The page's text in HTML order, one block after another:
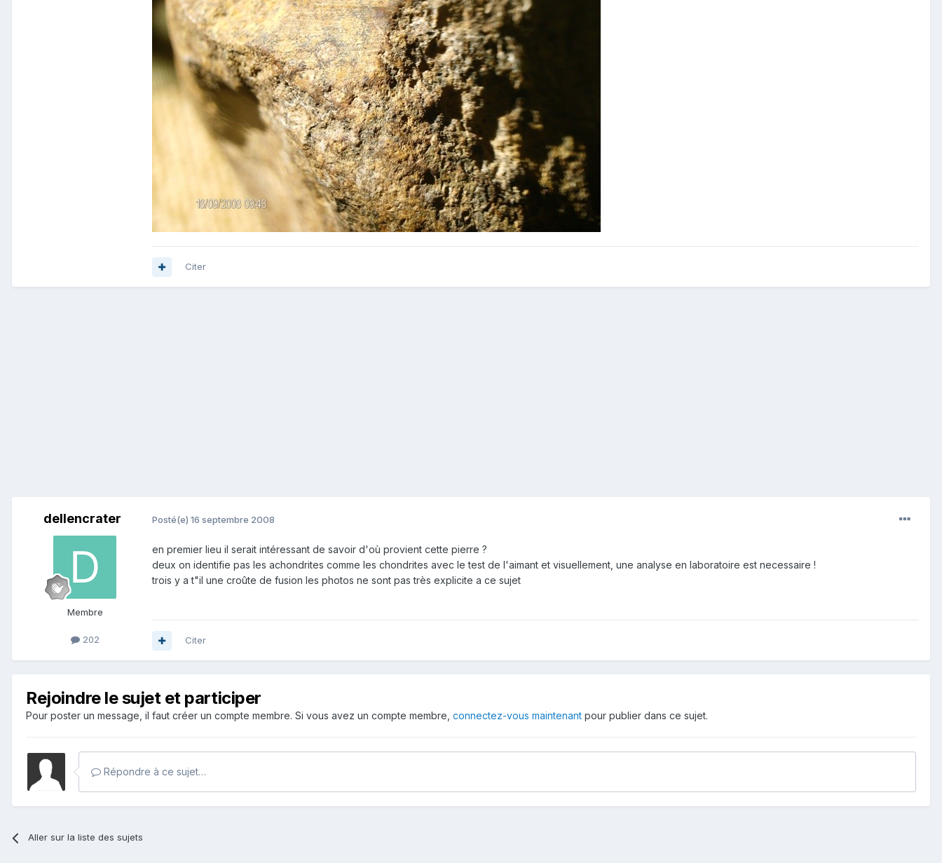
Citer
dellencrater
Membre
202
Posté(e) 16 septembre 2008
en premier lieu il serait intéressant de savoir d'où provient cette pierre ?
deux on identifie pas les achondrites comme les chondrites avec le test de l'aimant et visuellement, une analyse en laboratoire est necessaire !
trois y a t"il une croûte de fusion les photos ne sont pas très explicite a ce sujet
Citer
Rejoindre le sujet et participer
Pour poster un message, il faut créer un compte membre. Si vous avez un compte membre, connectez-vous maintenant pour publier dans ce sujet.
Répondre à ce sujet…
Aller sur la liste des sujets